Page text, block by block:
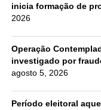
inicia formação de
2026
Operação
investigado por
agosto 5, 2026
Período eleitoral